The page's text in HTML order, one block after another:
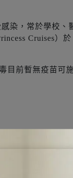
染，常於學校、
Cruises）於
目前暫無疫苗可